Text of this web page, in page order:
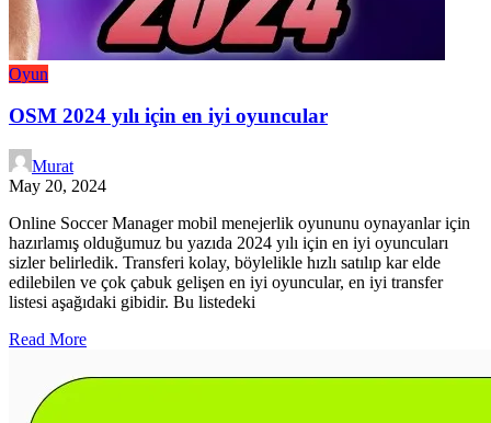
Oyun
OSM 2024 yılı için en iyi oyuncular
Murat
May 20, 2024
Online Soccer Manager mobil menejerlik oyununu oynayanlar için
hazırlamış olduğumuz bu yazıda 2024 yılı için en iyi oyuncuları
sizler belirledik. Transferi kolay, böylelikle hızlı satılıp kar elde
edilebilen ve çok çabuk gelişen en iyi oyuncular, en iyi transfer
listesi aşağıdaki gibidir. Bu listedeki
Read More